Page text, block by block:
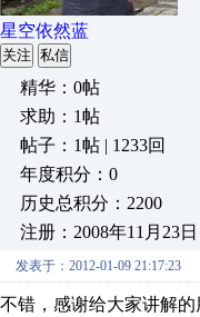
星空依然蓝
关注 私信
精华：0帖
求助：1帖
帖子：1帖 | 1233回
年度积分：0
历史总积分：2200
注册：2008年11月23日
发表于：2012-01-09 21:17:23
不错，感谢给大家讲解的